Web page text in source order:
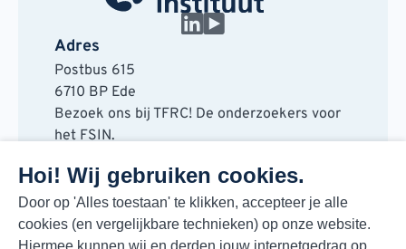
Hoi! Wij gebruiken cookies.
Door op 'Alles toestaan' te klikken, accepteer je alle
cookies (en vergelijkbare technieken) op onze website.
Hiermee kunnen wij en derden jouw internetgedrag op
Adres
Postbus 615
6710 BP Ede
Bezoek ons bij TFRC! De onderzoekers voor
het FSIN.
6717 LT Ede
Contact
088 730 48 00